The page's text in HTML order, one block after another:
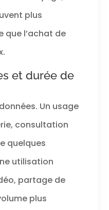
plus
que l’achat de
et durée de
Un usage
consultation
quelques
utilisation
partage de
plus